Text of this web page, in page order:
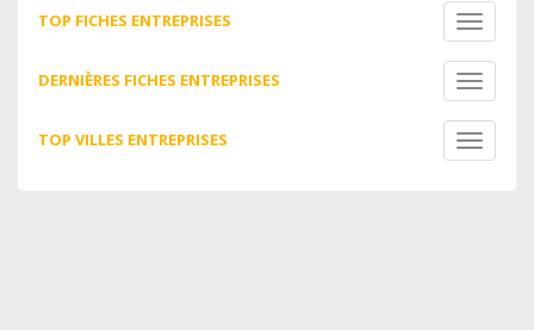
TOP FICHES ENTREPRISES
Toggle
DERNIÈRES FICHES ENTREPRISES
Toggle
TOP VILLES ENTREPRISES
Toggle